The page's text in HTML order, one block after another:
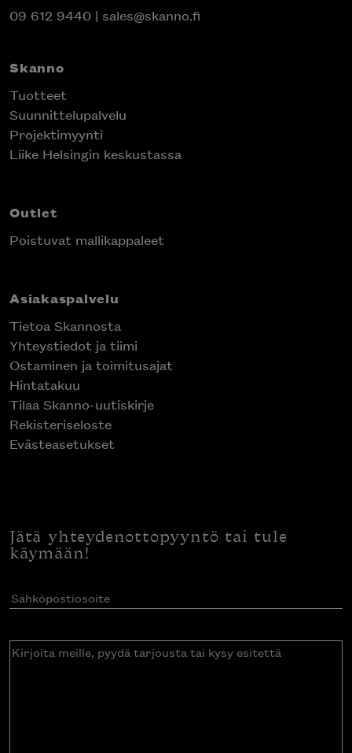
09 612 9440 | sales@skanno.fi
Skanno
Tuotteet
Suunnittelupalvelu
Projektimyynti
Liike Helsingin keskustassa
Outlet
Poistuvat mallikappaleet
Asiakaspalvelu
Tietoa Skannosta
Yhteystiedot ja tiimi
Ostaminen ja toimitusajat
Hintatakuu
Tilaa Skanno-uutiskirje
Rekisteriseloste
Evästeasetukset
Jätä yhteydenottopyyntö tai tule
käymään!
Sähköpostiosoite(Pakollinen)
Kirjoita